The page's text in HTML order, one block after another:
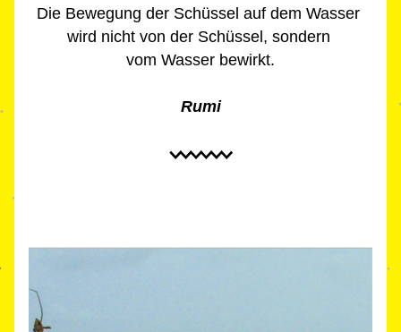
Die Bewegung der Schüssel auf dem Wasser
wird nicht von der Schüssel, sondern
vom Wasser bewirkt.
Rumi